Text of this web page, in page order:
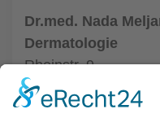
Dr.med. Nada
Dermatologie
Rheinstr. 9
12159 Berlin
Tel.: (030) 8525667